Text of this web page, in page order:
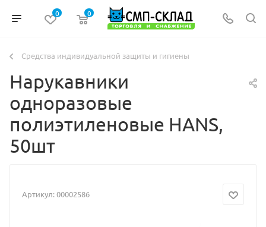
0 0
Средства индивидуальной защиты и гигиены
Нарукавники
одноразовые
полиэтиленовые HANS,
50шт
Артикул:00002586